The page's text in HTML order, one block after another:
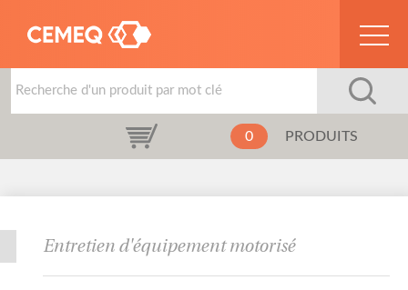
0 PRODUITS
Entretien d'équipement motorisé